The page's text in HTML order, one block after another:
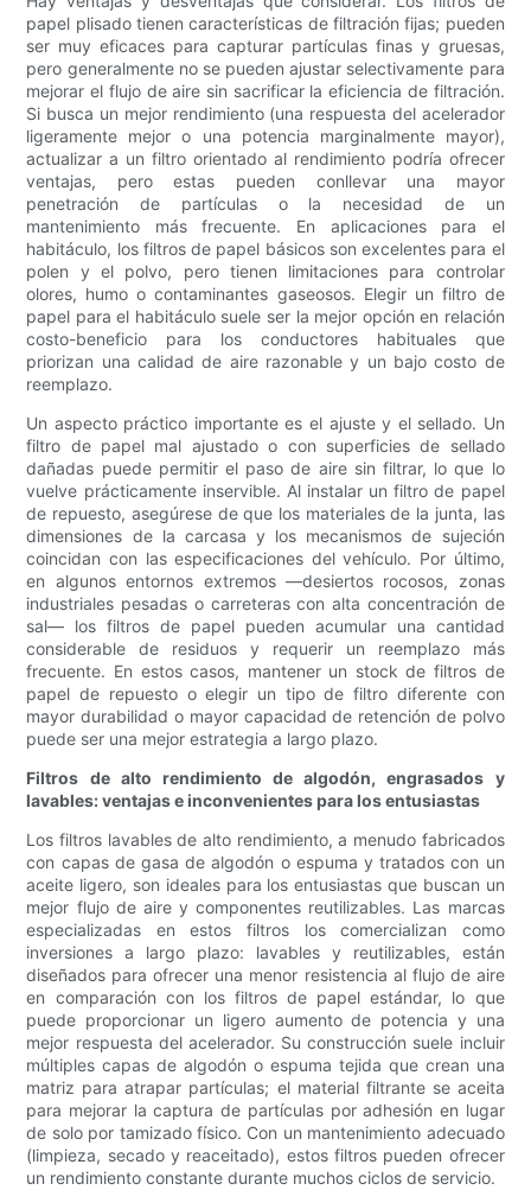
papel plisado tienen características de filtración fijas; pueden
ser muy eficaces para capturar partículas finas y gruesas,
pero generalmente no se pueden ajustar selectivamente para
mejorar el flujo de aire sin sacrificar la eficiencia de filtración.
Si busca un mejor rendimiento (una respuesta del acelerador
ligeramente mejor o una potencia marginalmente mayor),
actualizar a un filtro orientado al rendimiento podría ofrecer
ventajas, pero estas pueden conllevar una mayor
penetración de partículas o la necesidad de un
mantenimiento más frecuente. En aplicaciones para el
habitáculo, los filtros de papel básicos son excelentes para el
polen y el polvo, pero tienen limitaciones para controlar
olores, humo o contaminantes gaseosos. Elegir un filtro de
papel para el habitáculo suele ser la mejor opción en relación
costo-beneficio para los conductores habituales que
priorizan una calidad de aire razonable y un bajo costo de
reemplazo.
Un aspecto práctico importante es el ajuste y el sellado. Un
filtro de papel mal ajustado o con superficies de sellado
dañadas puede permitir el paso de aire sin filtrar, lo que lo
vuelve prácticamente inservible. Al instalar un filtro de papel
de repuesto, asegúrese de que los materiales de la junta, las
dimensiones de la carcasa y los mecanismos de sujeción
coincidan con las especificaciones del vehículo. Por último,
en algunos entornos extremos —desiertos rocosos, zonas
industriales pesadas o carreteras con alta concentración de
sal— los filtros de papel pueden acumular una cantidad
considerable de residuos y requerir un reemplazo más
frecuente. En estos casos, mantener un stock de filtros de
papel de repuesto o elegir un tipo de filtro diferente con
mayor durabilidad o mayor capacidad de retención de polvo
puede ser una mejor estrategia a largo plazo.
Filtros de alto rendimiento de algodón, engrasados ​​y
lavables: ventajas e inconvenientes para los entusiastas
Los filtros lavables de alto rendimiento, a menudo fabricados
con capas de gasa de algodón o espuma y tratados con un
aceite ligero, son ideales para los entusiastas que buscan un
mejor flujo de aire y componentes reutilizables. Las marcas
especializadas en estos filtros los comercializan como
inversiones a largo plazo: lavables y reutilizables, están
diseñados para ofrecer una menor resistencia al flujo de aire
en comparación con los filtros de papel estándar, lo que
puede proporcionar un ligero aumento de potencia y una
mejor respuesta del acelerador. Su construcción suele incluir
múltiples capas de algodón o espuma tejida que crean una
matriz para atrapar partículas; el material filtrante se aceita
para mejorar la captura de partículas por adhesión en lugar
de solo por tamizado físico. Con un mantenimiento adecuado
(limpieza, secado y reaceitado), estos filtros pueden ofrecer
un rendimiento constante durante muchos ciclos de servicio.